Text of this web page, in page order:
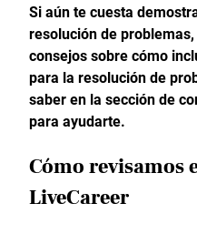
Si aún te cuesta
resolución de
consejos sobre cómo
para la resolución de
saber en la sección de
para ayudarte.
Cómo revisamos
LiveCareer